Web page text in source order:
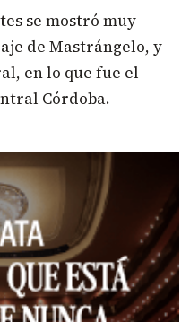
se mostró muy
de Mastrángelo, y
en lo que fue el
Córdoba.